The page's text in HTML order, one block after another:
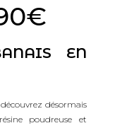
€
EN
désormais
poudreuse et